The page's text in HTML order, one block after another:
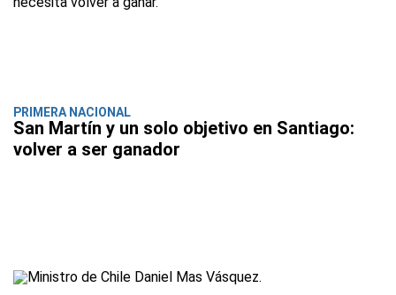
PRIMERA NACIONAL
San Martín y un solo objetivo en Santiago:
volver a ser ganador